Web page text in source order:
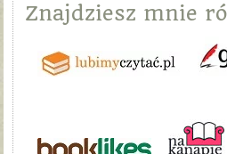
Znajdziesz mnie